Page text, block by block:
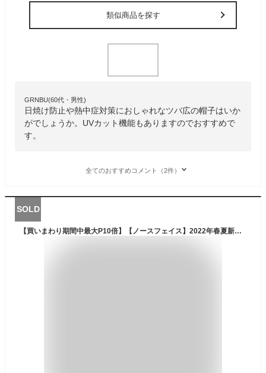
類似商品を探す
GRNBU(60代・男性)
日焼け防止や熱中症対策におしゃれなツバ広の帽子はいか
がでしょうか。UVカット機能もありますのでおすすめで
す。
全てのおすすめコメント（2件）
SOLD
【買いまわり期間中最大P10倍】【ノースフェイス】2022年春夏新作 ウォータープルーフホライズンハット（ユニセックス）NN01909 アウトドア 帽子 キャンプ BBQ 釣り カジュアル タウンユース 登山 トレッキング 撥水 防水 日よけ